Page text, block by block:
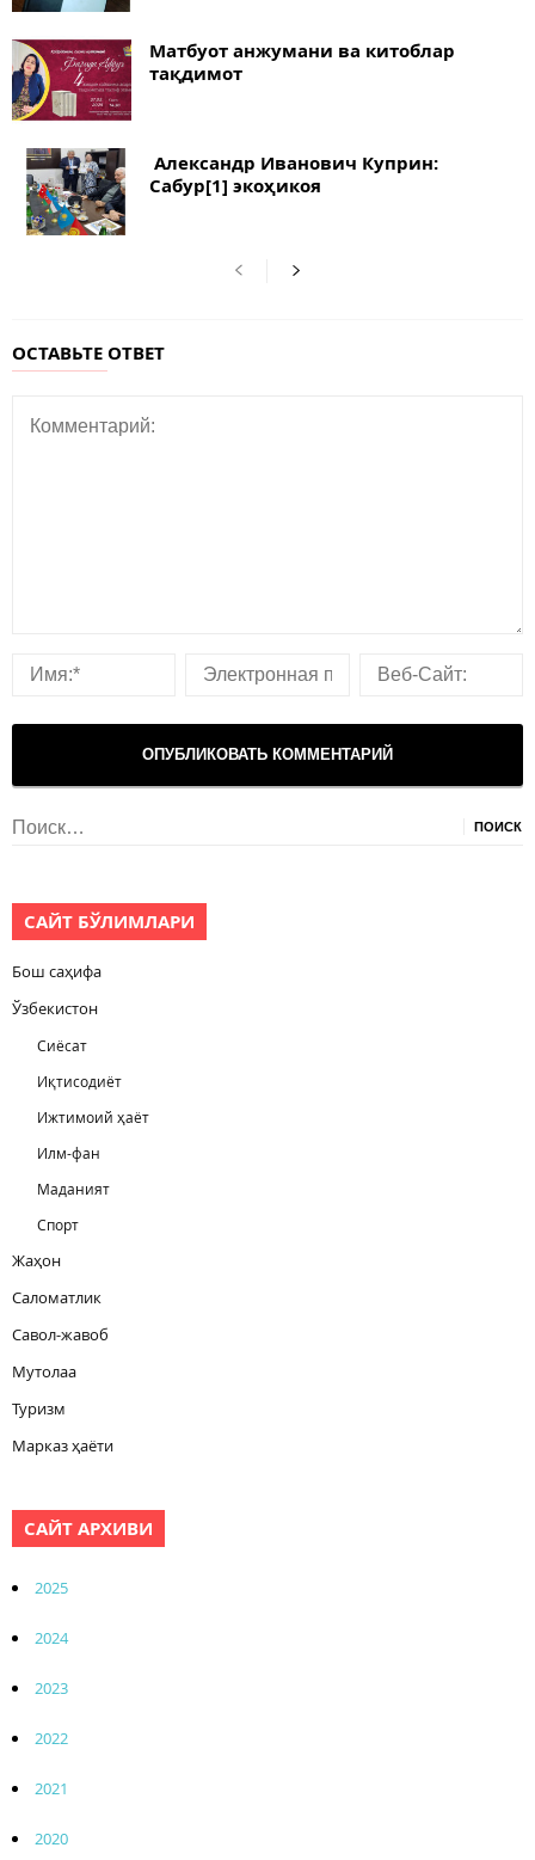
Матбуот анжумани ва китоблар
тақдимот
Александр Иванович Куприн:
Сабур[1] экоҳикоя
ОСТАВЬТЕ ОТВЕТ
Найти:
САЙТ БЎЛИМЛАРИ
Бош саҳифа
Ўзбекистон
Сиёсат
Иқтисодиёт
Ижтимоий ҳаёт
Илм-фан
Маданият
Спорт
Жаҳон
Саломатлик
Савол-жавоб
Мутолаа
Туризм
Марказ ҳаёти
САЙТ АРХИВИ
2025
2024
2023
2022
2021
2020